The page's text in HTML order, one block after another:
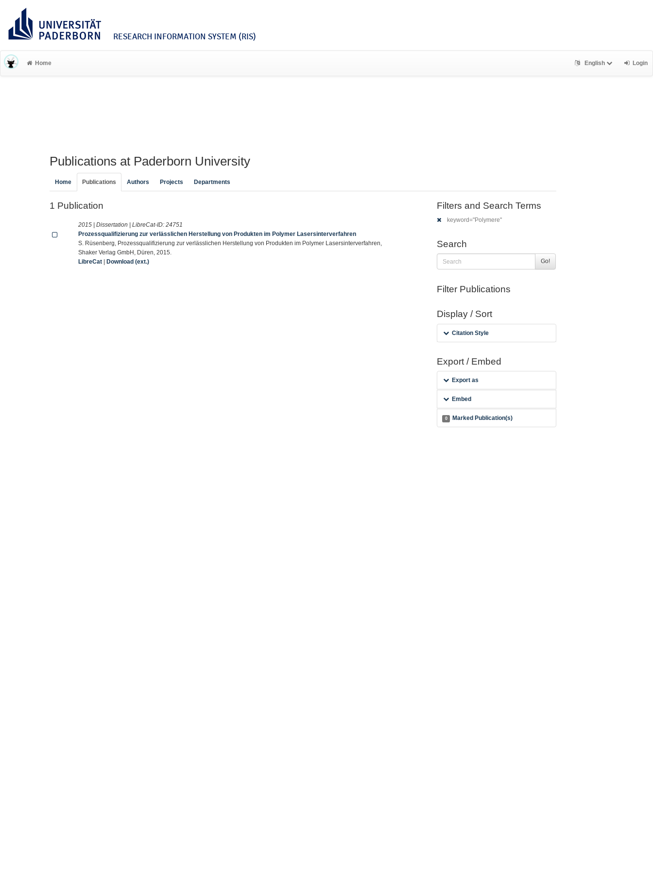
RESEARCH INFORMATION SYSTEM (RIS)
Home English Login
Publications at Paderborn University
Home Publications Authors Projects Departments
1 Publication
2015 | Dissertation | LibreCat-ID:24751
Prozessqualifizierung zur verlässlichen Herstellung von Produkten im Polymer Lasersinterverfahren
S. Rüsenberg, Prozessqualifizierung zur verlässlichen Herstellung von Produkten im Polymer Lasersinterverfahren,
Shaker Verlag GmbH, Düren, 2015.
LibreCat |Download (ext.)
Filters and Search Terms
keyword="Polymere"
Search
Go!
Filter Publications
Display / Sort
Citation Style
Export / Embed
Export as
Embed
0 Marked Publication(s)